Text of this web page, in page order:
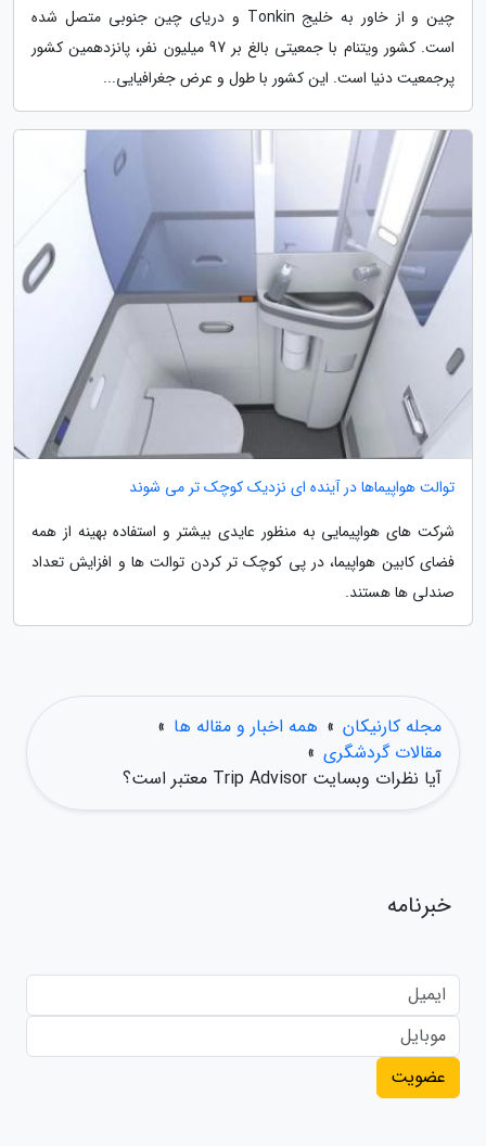
چین و از خاور به خلیج Tonkin و دریای چین جنوبی متصل شده
است. کشور ویتنام با جمعیتی بالغ بر 97 میلیون نفر، پانزدهمین کشور
پرجمعیت دنیا است. این کشور با طول و عرض جغرافیایی...
توالت هواپیماها در آینده ای نزدیک کوچک تر می شوند
شرکت های هواپیمایی به منظور عایدی بیشتر و استفاده بهینه از همه
فضای کابین هواپیما، در پی کوچک تر کردن توالت ها و افزایش تعداد
صندلی ها هستند.
مجله کارنیکان » همه اخبار و مقاله ها »
مقالات گردشگری »
آیا نظرات وبسایت Trip Advisor معتبر است؟
خبرنامه
عضویت